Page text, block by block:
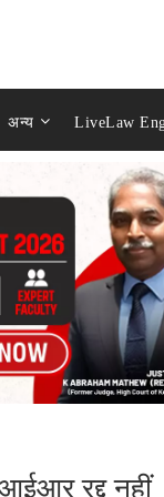
अन्य LiveLaw
रद्द नहीं